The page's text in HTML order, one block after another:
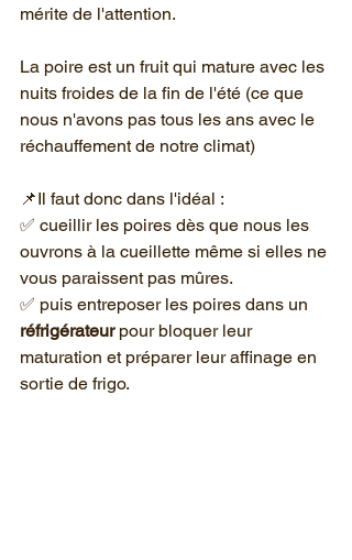
mérite de l'attention.
La poire est un fruit qui mature avec les
nuits froides de la fin de l'été (ce que
nous n'avons pas tous les ans avec le
réchauffement de notre climat)
📌Il faut donc dans l'idéal :
✅ cueillir les poires dès que nous les
ouvrons à la cueillette même si elles ne
vous paraissent pas mûres.
✅ puis entreposer les poires dans un
réfrigérateur pour bloquer leur
maturation et préparer leur affinage en
sortie de frigo.